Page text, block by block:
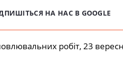
НА НАС В GOOGLE
робіт, 23